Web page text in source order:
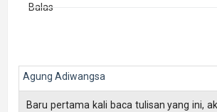
Balas
Agung Adiwangsa
Baru pertama kali baca tulisan yang ini,